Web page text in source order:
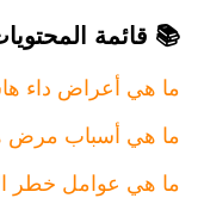
📚 قائمة
ما هي أعراض داء
ما هي أسباب مرض
ما هي عوامل خطر